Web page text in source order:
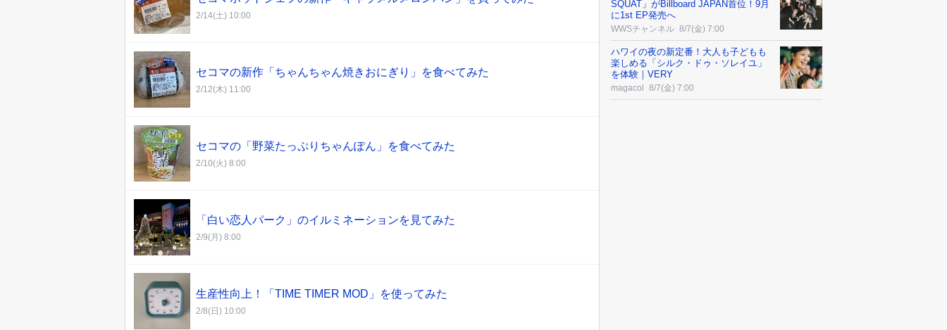
2/14(土) 10:00
セコマの新作「ちゃんちゃん焼きおにぎり」を食べてみた
2/12(木) 11:00
セコマの「野菜たっぷりちゃんぽん」を食べてみた
2/10(火) 8:00
「白い恋人パーク」のイルミネーションを見てみた
2/9(月) 8:00
生産性向上！「TIME TIMER MOD」を使ってみた
2/8(日) 10:00
SQUAT」がBillboard JAPAN首位！9月
に1st EP発売へ
WWSチャンネル 8/7(金) 7:00
ハワイの夜の新定番！大人も子どもも
楽しめる「シルク・ドゥ・ソレイユ」
を体験｜VERY
magacol 8/7(金) 7:00